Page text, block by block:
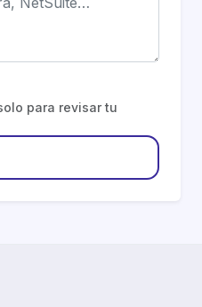
para revisar tu